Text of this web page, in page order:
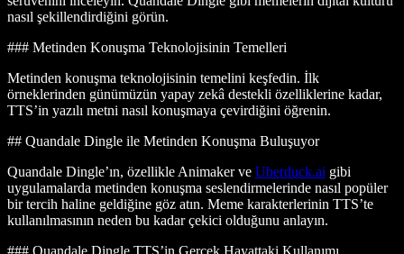
nasıl şekillendirdiğini görün.
### Metinden Konuşma Teknolojisinin Temelleri
Metinden konuşma teknolojisinin temelini keşfedin. İlk
örneklerinden günümüzün yapay zekâ destekli özelliklerine kadar,
TTS’in yazılı metni nasıl konuşmaya çevirdiğini öğrenin.
## Quandale Dingle ile Metinden Konuşma Buluşuyor
Quandale Dingle’ın, özellikle Animaker ve Uberduck.ai gibi
uygulamalarda metinden konuşma seslendirmelerinde nasıl popüler
bir tercih haline geldiğine göz atın. Meme karakterlerinin TTS’te
kullanılmasının neden bu kadar çekici olduğunu anlayın.
### Quandale Dingle TTS’in Gerçek Hayattaki Kullanımı